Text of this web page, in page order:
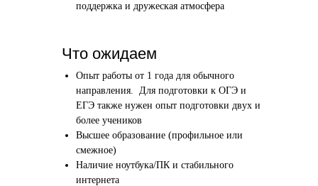
Что ожидаем
поддержка и дружеская атмосфера
Опыт работы от 1 года для обычного
направления. Для подготовки к ОГЭ и
ЕГЭ также нужен опыт подготовки двух и
более учеников
Высшее образование (профильное или
смежное)
Наличие ноутбука/ПК и стабильного
интернета
Отвечаете по-английски на 4 вопроса
Начать преподавать